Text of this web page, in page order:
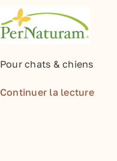
Pour chats & chiens
Continuer la lecture